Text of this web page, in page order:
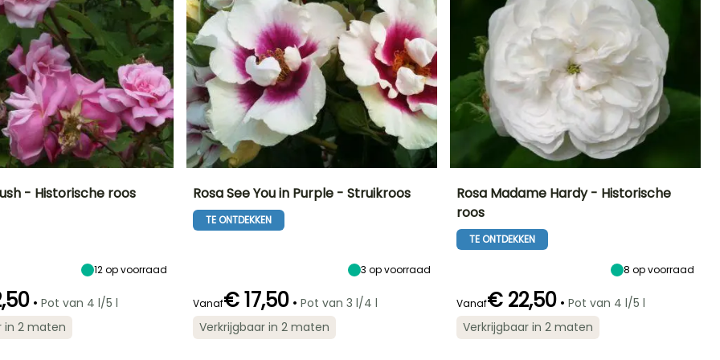
Redelijke
plantperiode
- Historische roos
12op voorraad
• Pot van 4 l/5 l
in 2 maten
Uiteindelijke
planthoogte
Bloeitijd
Juni tot Oktober
Redelijke
plantperiode
Rosa See You in Purple - Struikroos
TE ONTDEKKEN
3 op voorraad
Vanaf€ 17,50 • Pot van 3 l/4 l
Verkrijgbaar in 2 maten
planthoogte
1.50 m
Bloeitijd
Juni tot Juli
Redelijke
plantperiode
Rosa Madame Hardy - Historische
roos
TE ONTDEKKEN
8 op voorraad
Vanaf€ 22,50 • Pot van 4 l/5 l
Verkrijgbaar in 2 maten